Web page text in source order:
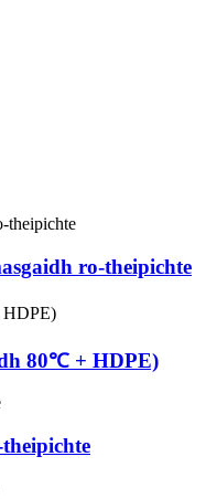
ro-theipichte
80℃ + HDPE)